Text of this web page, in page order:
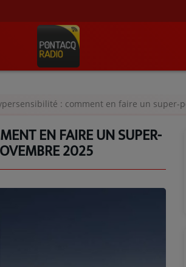
: comment en faire un super-
EN FAIRE UN SUPER-
2025